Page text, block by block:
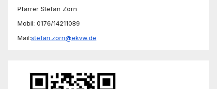
Pfarrer Stefan Zorn
Mobil: 0176/14211089
Mail:stefan.zorn@ekvw.de